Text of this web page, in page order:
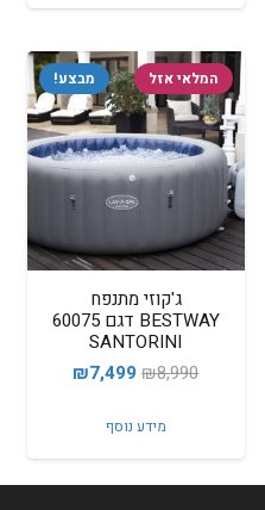
₪6,890.
₪4,899.
מבצע! המלאי אזל
ג'קוזי מתנפח
BESTWAY דגם 60075
SANTORINI
₪8,990
המחיר
היה:
₪8,990.
₪7,499
המחיר
₪7,499.
מידע נוסף